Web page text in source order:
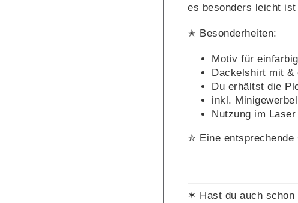
es besonders leicht
✭ Besonderheiten:
Motiv für
Dackelshirt mit &
Du erhältst die
inkl.
Nutzung im
✯ Eine entsprechende
✶ Hast du auch schon